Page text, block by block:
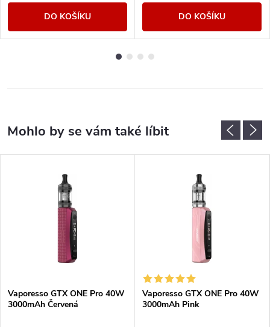
DO KOŠÍKU DO KOŠÍKU
Vaporesso GTX ONE Pro 40W
3000mAh Červená
Vaporesso GTX ONE Pro 40W
3000mAh Pink